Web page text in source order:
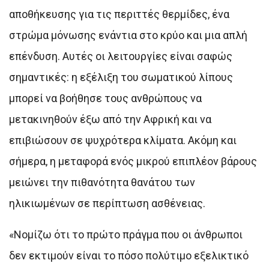
αποθήκευσης για τις περιττές θερμίδες, ένα
στρώμα μόνωσης ενάντια στο κρύο και μια απλή
επένδυση. Αυτές οι λειτουργίες είναι σαφώς
σημαντικές: η εξέλιξη του σωματικού λίπους
μπορεί να βοήθησε τους ανθρώπους να
μετακινηθούν έξω από την Αφρική και να
επιβιώσουν σε ψυχρότερα κλίματα. Ακόμη και
σήμερα, η μεταφορά ενός μικρού επιπλέον βάρους
μειώνει την πιθανότητα θανάτου των
ηλικιωμένων σε περίπτωση ασθένειας.
«Νομίζω ότι το πρώτο πράγμα που οι άνθρωποι
δεν εκτιμούν είναι το πόσο πολύτιμο εξελικτικό